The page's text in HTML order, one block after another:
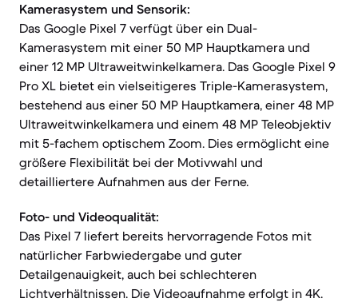
Kamerasystem und Sensorik:
Das Google Pixel 7 verfügt über ein Dual-
Kamerasystem mit einer 50 MP Hauptkamera und
einer 12 MP Ultraweitwinkelkamera. Das Google Pixel 9
Pro XL bietet ein vielseitigeres Triple-Kamerasystem,
bestehend aus einer 50 MP Hauptkamera, einer 48 MP
Ultraweitwinkelkamera und einem 48 MP Teleobjektiv
mit 5-fachem optischem Zoom. Dies ermöglicht eine
größere Flexibilität bei der Motivwahl und
detailliertere Aufnahmen aus der Ferne.
Foto- und Videoqualität:
Das Pixel 7 liefert bereits hervorragende Fotos mit
natürlicher Farbwiedergabe und guter
Detailgenauigkeit, auch bei schlechteren
Lichtverhältnissen. Die Videoaufnahme erfolgt in 4K.